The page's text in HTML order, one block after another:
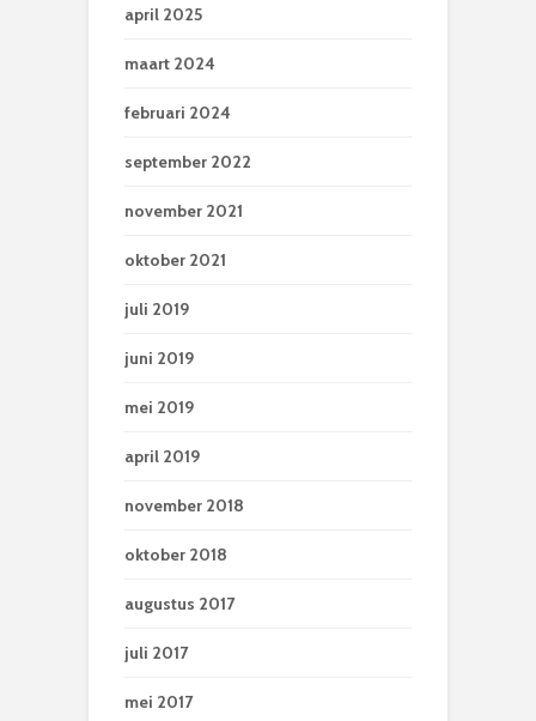
april 2025
maart 2024
februari 2024
september 2022
november 2021
oktober 2021
juli 2019
juni 2019
mei 2019
april 2019
november 2018
oktober 2018
augustus 2017
juli 2017
mei 2017